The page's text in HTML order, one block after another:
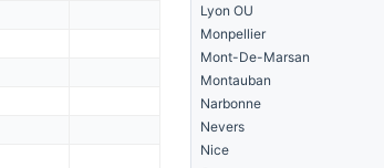
Lyon OU
Monpellier
Mont-De-Marsan
Montauban
Narbonne
Nevers
Nice